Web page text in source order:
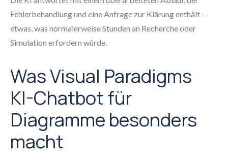
Fehlerbehandlung und eine Anfrage zur Klärung enthält –
etwas, was normalerweise Stunden an Recherche oder
Simulation erfordern würde.
Was Visual Paradigms
KI-Chatbot für
Diagramme besonders
macht